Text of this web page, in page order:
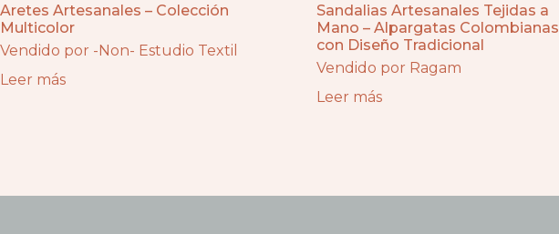
Aretes Artesanales – Colección
Multicolor
Vendido por -Non- Estudio Textil
Leer más
Sandalias Artesanales Tejidas a
Mano – Alpargatas Colombianas
con Diseño Tradicional
Vendido por Ragam
Leer más